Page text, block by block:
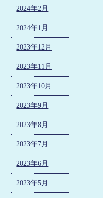
2024年2月
2024年1月
2023年12月
2023年11月
2023年10月
2023年9月
2023年8月
2023年7月
2023年6月
2023年5月